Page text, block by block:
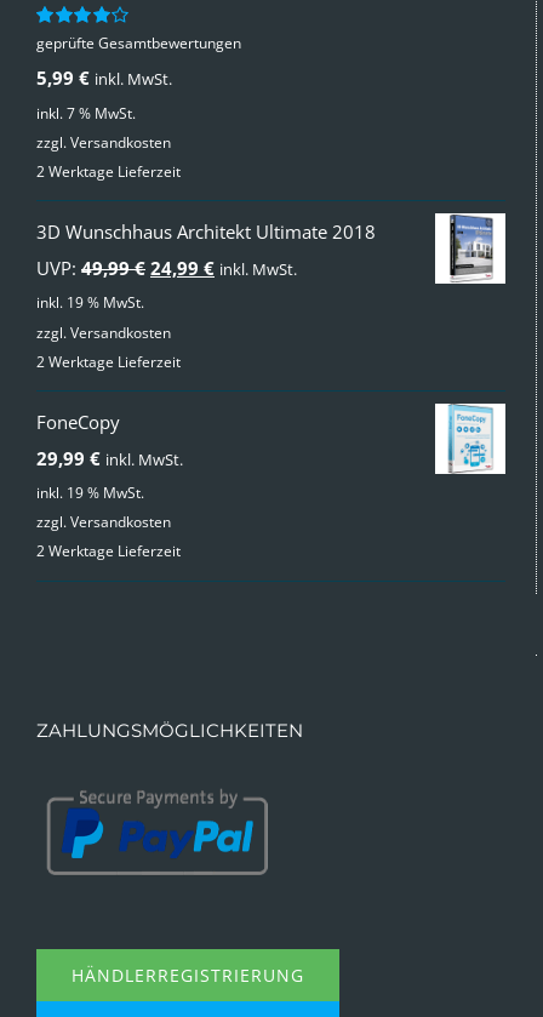
Bewertet
von 5
geprüfte Gesamtbewertungen
5,99 € inkl. MwSt.
inkl. 7 % MwSt.
zzgl.Versandkosten
2 Werktage Lieferzeit
3D Wunschhaus Architekt Ultimate 2018
UVP: 49,99€ Ursprünglicher
war:
24,99 €Aktueller
inkl. MwSt.
inkl. 19 % MwSt.
zzgl.Versandkosten
2 Werktage Lieferzeit
FoneCopy
29,99 € inkl. MwSt.
inkl. 19 % MwSt.
zzgl.Versandkosten
2 Werktage Lieferzeit
ZAHLUNGSMÖGLICHKEITEN
HÄNDLERREGISTRIERUNG